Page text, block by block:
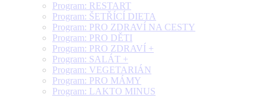
Program: RESTART
Program: ŠETŘÍCÍ DIETA
Program: PRO ZDRAVÍ NA CESTY
Program: PRO DĚTI
Program: PRO ZDRAVÍ +
Program: SALÁT +
Program: VEGETARIÁN
Program: PRO MÁMY
Program: LAKTO MINUS